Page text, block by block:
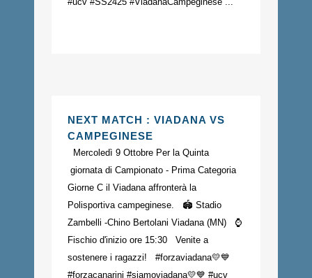
NEXT MATCH : VIADANA VS
CAMPEGINESE
Mercoledì 9 Ottobre Per la Quinta
giornata di Campionato - Prima Categoria
Giorne C il Viadana affronterà la
Polisportiva campeginese. 🏟️ Stadio
Zambelli -Chino Bertolani Viadana (MN) ⌚️
Fischio d'inizio ore 15:30 Venite a
sostenere i ragazzi! #forzaviadana💛💙
#forzacanarini #siamoviadana💛💙 #ucv